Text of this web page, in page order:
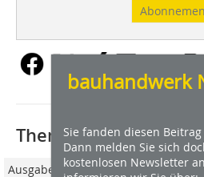
bauhandwerk
Sie fanden diesen
Dann melden Sie sich
kostenlosen Newsletter
Thematisch
Ausgabe 10/2021